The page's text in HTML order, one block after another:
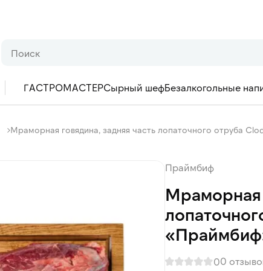
ГАСТРОМАСТЕРСырный шефБезалкогольные
Мраморная говядина, задняя часть лопаточного отруба
Праймбиф
Мраморная
00